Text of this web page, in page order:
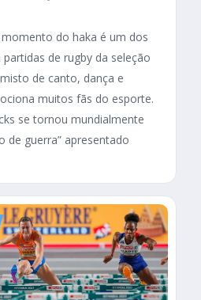
do haka é um dos
de rugby da seleção
de canto, dança e
muitos fãs do esporte.
se tornou mundialmente
de guerra” apresentado